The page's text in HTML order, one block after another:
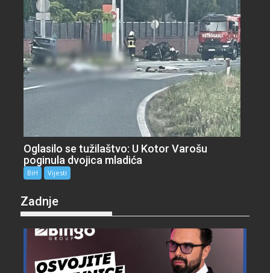
Oglasilo se tužilaštvo: U Kotor Varošu
poginula dvojica mladića
BiH Vijesti
Zadnje